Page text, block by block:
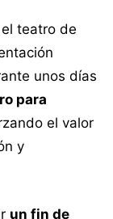
teatro de
unos días
para
el valor
y
un fin de